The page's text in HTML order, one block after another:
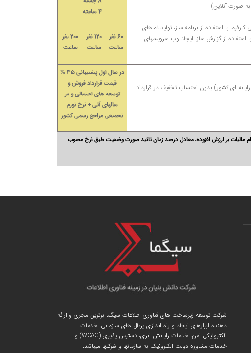
صورت آنلاین)
4 ساعته
با استفاده از برنامه ساز، تولید نماهای
استفاده از گزارش ساز، ایجاد وب سرویسهای
60 نفر
ساعت
120 نفر
ساعت
200 نفر
ساعت
صنفی رایانه ای کشور) بدون احتساب تخفیف در قرارداد
در سال اول پشتیبانی 35 %
قیمت قرارداد فروش و
توسعه های احتمالی و در
سالهای آتی + نرخ تورم
تجمیعی مراجع رسمی کشور
مالیات بر ارزش افزوده، معادل درصد زمان تائید صورت وضعیت طبق نرخ مصوب
شرکت توسعه زیرساخت های فناوری اطلاعات سیگما برترین مجری و ارائه
دهنده ابزارهای ایجاد و راه اندازی پرتال های سازمانی، خدمات
الکترونیکی امن، خدمات رایانش ابری، دسترس پذیری (WCAG) و
خدمات مشاوره دولت الکترونیک به سازمانها و شرکتها میباشد.